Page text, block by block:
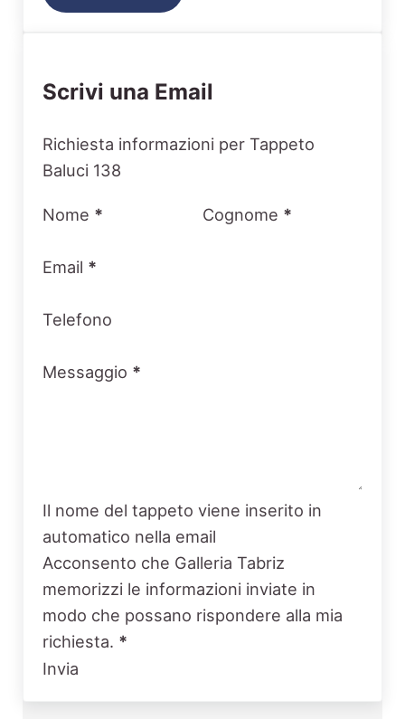
Scrivi una Email
Section
Richiesta informazioni per Tappeto
Baluci 138
Nome * Cognome *
Email *
Telefono
Messaggio *
Il nome del tappeto viene inserito in
automatico nella email
Acconsento che Galleria Tabriz
memorizzi le informazioni inviate in
modo che possano rispondere alla mia
richiesta. *
Invia